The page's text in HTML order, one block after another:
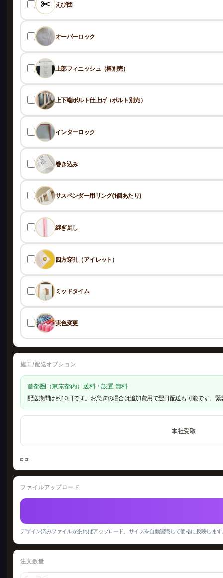
えび団
オーバーロック
上部フィニッシュ（棒別売）
上下端ボルト仕上げ（ボルト別売）
インターロック
巻き込み
サスペンダー用リング(1個あたり)
継ぎ足し
四方穿孔（アイレット）
ミッドタイム
実色変更
施工/配送オプション
首都圏（東京都内）送料・設置 無料
配送期間は約10日です。お急ぎの場合は追加費用で翌日配送も可能です。
本社受取
ファイルアップロード
デザイン済みファイルがあればアップロード。サイズを自動認識して価格に反映しま
注文数量